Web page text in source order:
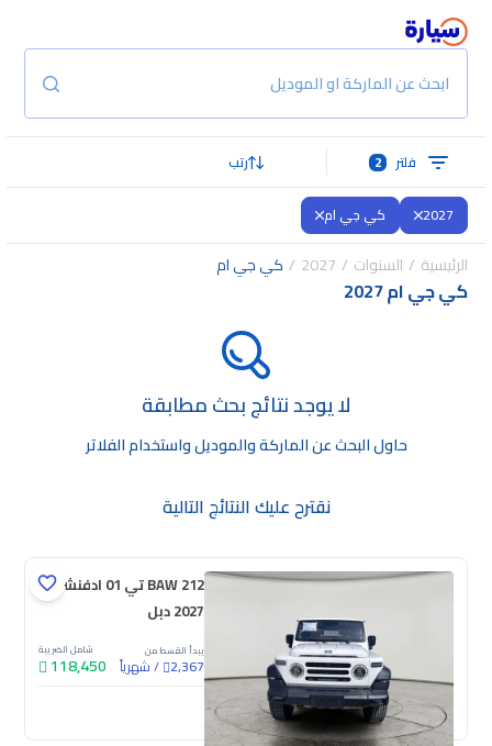
ابحث عن الماركة او الموديل
فلتر 2 رتب
2027 كي جي ام
الرئيسية السنوات 2027 كي جي ام
كي جي ام 2027
لا يوجد نتائج بحث مطابقة
حاول البحث عن الماركة والموديل واستخدام الفلاتر
نقترح عليك النتائج التالية
BAW 212 تي 01 ادفنشر
2027 دبل
يبدأ القسط من
2,367
/شهرياً
شامل الضريبة
118,450
جديدة